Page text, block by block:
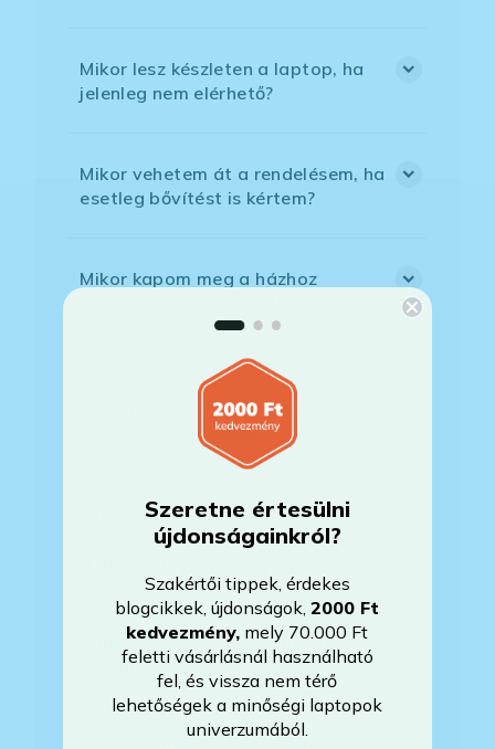
Mikor lesz készleten a laptop, ha
jelenleg nem elérhető?
Mikor vehetem át a rendelésem, ha
esetleg bővítést is kértem?
Mikor kapom meg a házhoz
Milyen szoftverek vannak előre
telepítve a laptopra?
Mit jelent, hogy magyar/magyar
kiosztású európai/külföldi kiosztású
Bankkártyával tudok Önöknél
fizetni?
Szeretne értesülni
újdonságainkról?
Szakértői tippek, érdekes
blogcikkek, újdonságok,2000 Ft
kedvezmény, mely 70.000 Ft
feletti vásárlásnál használható
fel, és vissza nem térő
lehetőségek a minőségi laptopok
univerzumából.